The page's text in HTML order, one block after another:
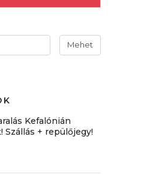
a világutazóknak
Afrika
Mehet
Kefalónián
Szállás + repülőjegy!